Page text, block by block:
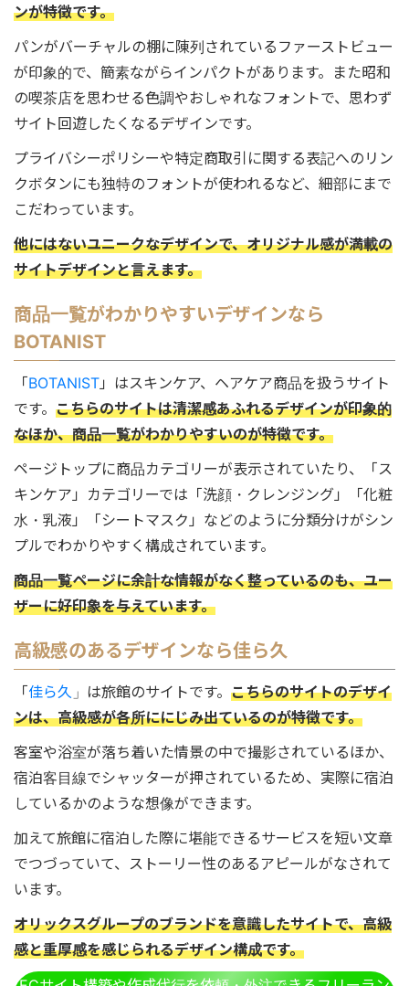
ンが特徴です。
パンがバーチャルの棚に陳列されているファーストビュー
が印象的で、簡素ながらインパクトがあります。また昭和
の喫茶店を思わせる色調やおしゃれなフォントで、思わず
サイト回遊したくなるデザインです。
プライバシーポリシーや特定商取引に関する表記へのリン
クボタンにも独特のフォントが使われるなど、細部にまで
こだわっています。
他にはないユニークなデザインで、オリジナル感が満載の
サイトデザインと言えます。
商品一覧がわかりやすいデザインなら
BOTANIST
「BOTANIST 」はスキンケア、ヘアケア商品を扱うサイト
です。 こちらのサイトは清潔感あふれるデザインが印象的
なほか、商品一覧がわかりやすいのが特徴です。
ページトップに商品カテゴリーが表示されていたり、「ス
キンケア」カテゴリーでは「洗顔・クレンジング」「化粧
水・乳液」「シートマスク」などのように分類分けがシン
プルでわかりやすく構成されています。
商品一覧ページに余計な情報がなく整っているのも、ユー
ザーに好印象を与えています。
高級感のあるデザインなら佳ら久
「佳ら久 」は旅館のサイトです。 こちらのサイトのデザイ
ンは、高級感が各所ににじみ出ているのが特徴です。
客室や浴室が落ち着いた情景の中で撮影されているほか、
宿泊客目線でシャッターが押されているため、実際に宿泊
しているかのような想像ができます。
加えて旅館に宿泊した際に堪能できるサービスを短い文章
でつづっていて、ストーリー性のあるアピールがなされて
います。
オリックスグループのブランドを意識したサイトで、高級
感と重厚感を感じられるデザイン構成です。